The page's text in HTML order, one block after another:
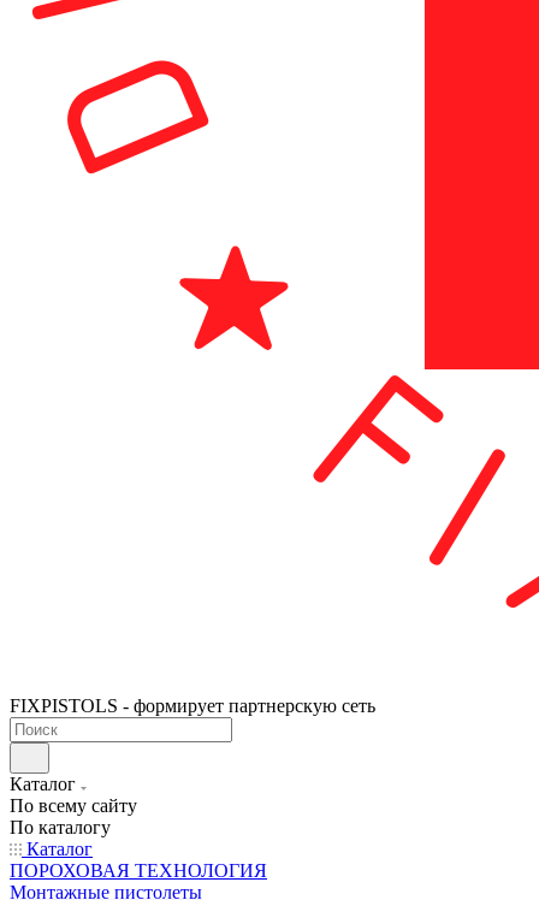
FIXPISTOLS - формирует партнерскую сеть
Каталог
По всему сайту
По каталогу
Каталог
ПОРОХОВАЯ ТЕХНОЛОГИЯ
Монтажные пистолеты